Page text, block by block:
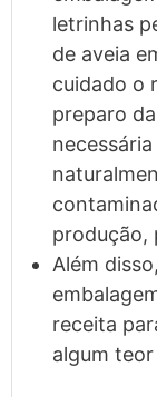
letrinhas
de aveia
cuidado o
preparo
produção,
Além
receita
algum